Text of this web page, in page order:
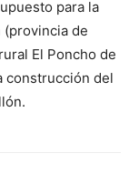
para la
(provincia de
El Poncho de
construcción del